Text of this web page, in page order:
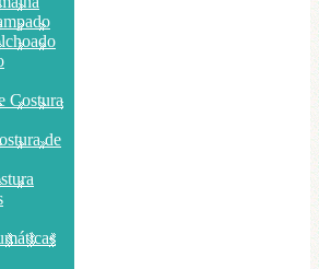
Costura
de